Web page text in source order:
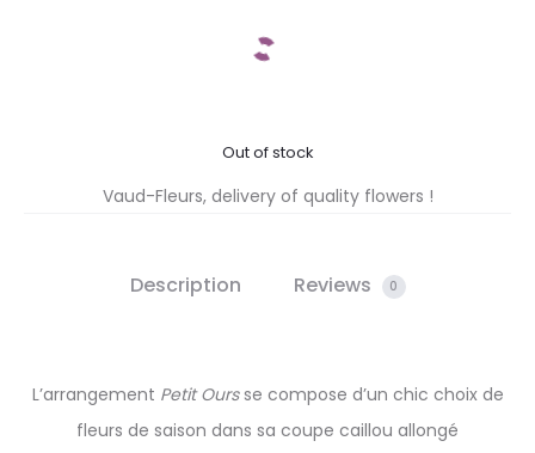
Out of stock
Vaud-Fleurs, delivery of quality flowers !
Description Reviews 0
L’arrangement Petit Oursse compose d’un chic choix de
fleurs de saison dans sa coupe caillou allongé